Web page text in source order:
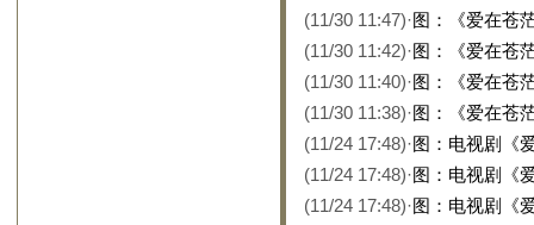
(11/30 11:47)·图：《爱在苍
(11/30 11:42)·图：《爱在苍
(11/30 11:40)·图：《爱在苍
(11/30 11:38)·图：《爱在苍
(11/24 17:48)·图：电视剧《
(11/24 17:48)·图：电视剧《
(11/24 17:48)·图：电视剧《